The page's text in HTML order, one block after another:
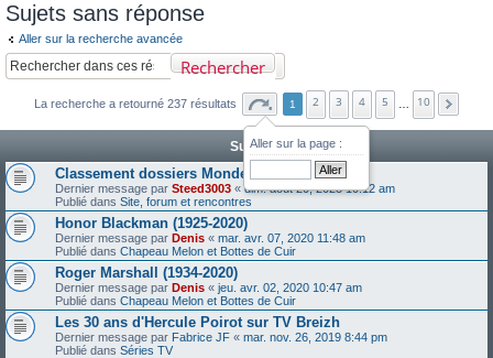
Sujets sans réponse
Aller sur la recherche avancée
Rechercher
La recherche a retourné 237 résultats
Aller sur la page :
1 2 3 4 5 10
Sujets
Classement dossiers Monde des Avengers
Dernier message par Steed3003 «dim. août 20, 2023 10:12 am
Publié dans Site, forum et rencontres
Honor Blackman (1925-2020)
Dernier message par Denis « mar. avr. 07, 2020 11:48 am
Publié dans Chapeau Melon et Bottes de Cuir
Roger Marshall (1934-2020)
Dernier message par Denis « jeu. avr. 02, 2020 10:47 am
Publié dans Chapeau Melon et Bottes de Cuir
Les 30 ans d'Hercule Poirot sur TV Breizh
Dernier message par Fabrice JF « mar. nov. 26, 2019 8:44 pm
Publié dans Séries TV